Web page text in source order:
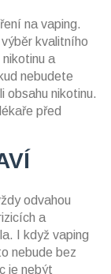
na vaping.
kvalitního
a
nebudete
obsahu nikotinu.
před
odvahou
a
I když vaping
nebude bez
je nebýt